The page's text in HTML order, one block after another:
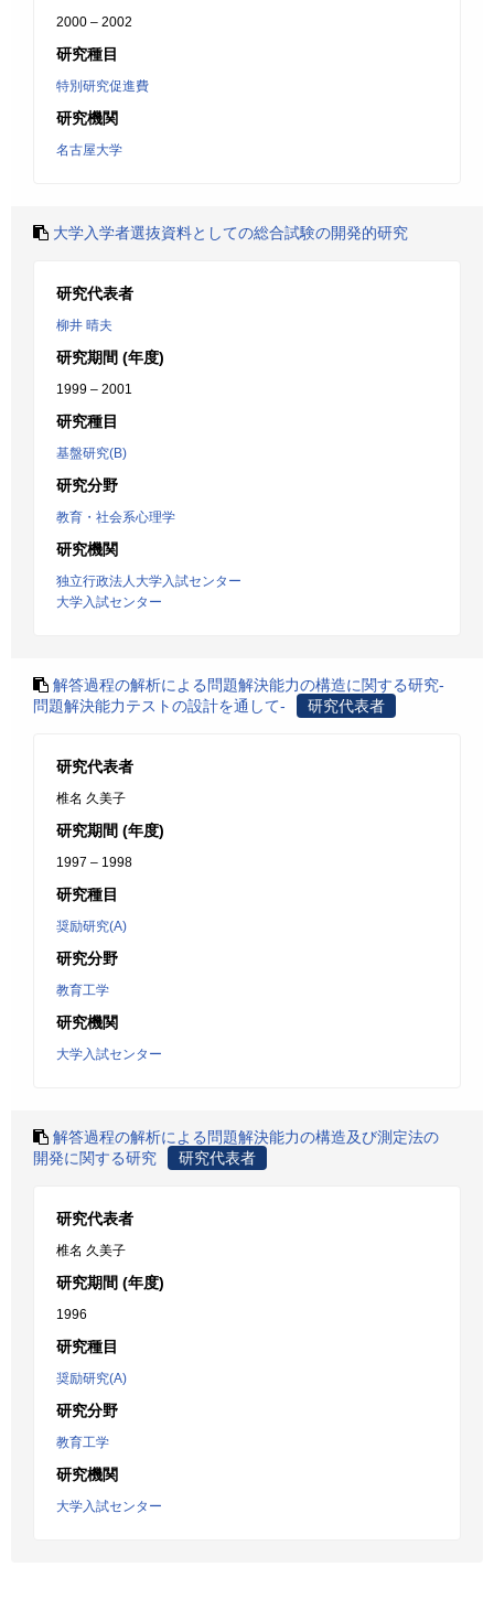
2000 – 2002
研究種目
特別研究促進費
研究機関
名古屋大学
大学入学者選抜資料としての総合試験の開発的研究
研究代表者
柳井 晴夫
研究期間 (年度)
1999 – 2001
研究種目
基盤研究(B)
研究分野
教育・社会系心理学
研究機関
独立行政法人大学入試センター
大学入試センター
解答過程の解析による問題解決能力の構造に関する研究-
問題解決能力テストの設計を通して-
研究代表者
研究代表者
椎名 久美子
研究期間 (年度)
1997 – 1998
研究種目
奨励研究(A)
研究分野
教育工学
研究機関
大学入試センター
解答過程の解析による問題解決能力の構造及び測定法の
開発に関する研究
研究代表者
研究代表者
椎名 久美子
研究期間 (年度)
1996
研究種目
奨励研究(A)
研究分野
教育工学
研究機関
大学入試センター